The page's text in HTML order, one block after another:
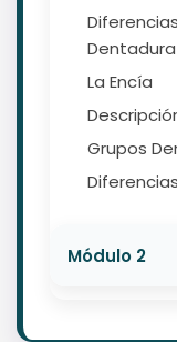
La Encía
Grupos
Módulo 2